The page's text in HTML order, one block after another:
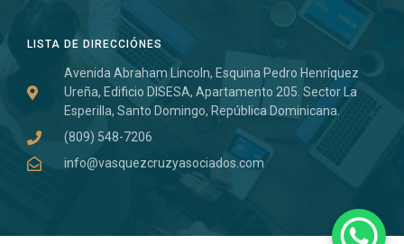
LISTA DE DIRECCIÓNES
Avenida Abraham Lincoln, Esquina Pedro Henríquez
Ureña, Edificio DISESA, Apartamento 205. Sector La
Esperilla, Santo Domingo, República Dominicana.
(809) 548-7206
info@vasquezcruzyasociados.com